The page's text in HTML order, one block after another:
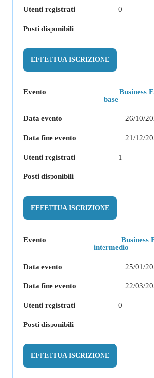
0
EFFETTUA ISCRIZIONE
Business
base
26/10/
21/12/
1
EFFETTUA ISCRIZIONE
Business
intermedio
25/01/
22/03/
0
EFFETTUA ISCRIZIONE